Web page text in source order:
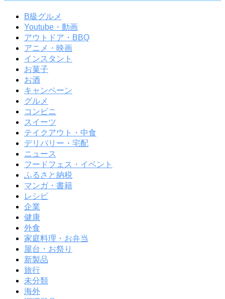
B級グルメ
Youtube・動画
アウトドア・BBQ
アニメ・映画
インスタント
お菓子
お酒
キャンペーン
グルメ
コンビニ
スイーツ
テイクアウト・中食
デリバリー・宅配
ニュース
フードフェス・イベント
ふるさと納税
マンガ・書籍
レシピ
企業
健康
外食
家庭料理・お弁当
屋台・お祭り
新製品
旅行
未分類
海外